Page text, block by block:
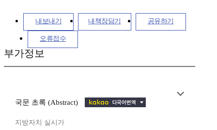
내보내기 내책장담기 공유하기
오류접수
부가정보
국문 초록 (Abstract)
지방자치 실시가